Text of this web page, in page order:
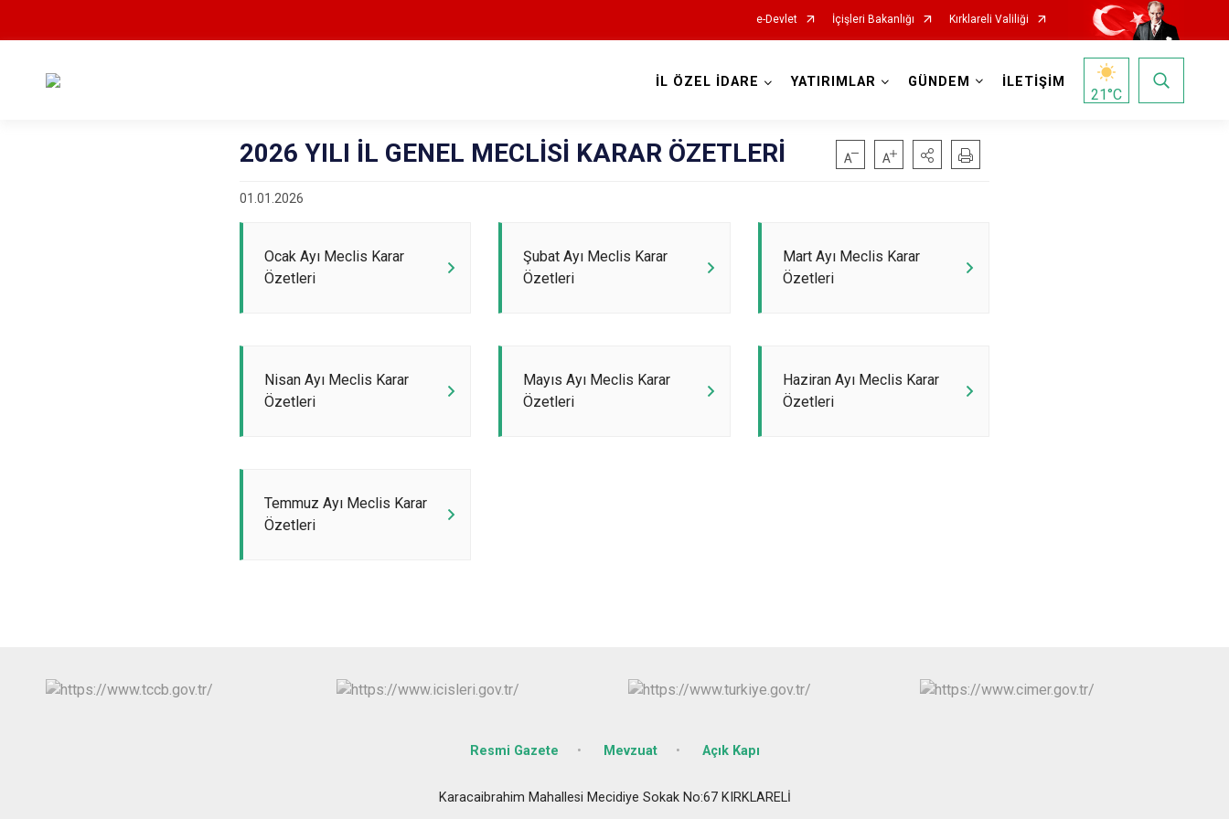
e-Devlet İçişleri Bakanlığı Kırklareli Valiliği
İL ÖZEL İDARE YATIRIMLAR GÜNDEM İLETİŞİM
21°C
2026 YILI İL GENEL MECLİSİ KARAR ÖZETLERİ
01.01.2026
Ocak Ayı Meclis Karar
Özetleri
Şubat Ayı Meclis Karar
Özetleri
Mart Ayı Meclis Karar
Özetleri
Nisan Ayı Meclis Karar
Özetleri
Mayıs Ayı Meclis Karar
Özetleri
Haziran Ayı Meclis Karar
Özetleri
Temmuz Ayı Meclis Karar
Özetleri
Resmi Gazete Mevzuat Açık Kapı
Karacaibrahim Mahallesi Mecidiye Sokak No:67 KIRKLARELİ